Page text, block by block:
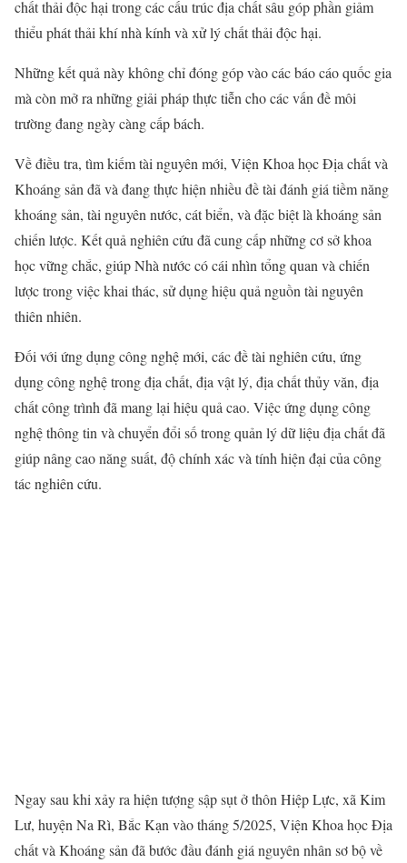
chất thải độc hại trong các cấu trúc địa chất sâu góp phần giảm
thiểu phát thải khí nhà kính và xử lý chất thải độc hại.
Những kết quả này không chỉ đóng góp vào các báo cáo quốc gia
mà còn mở ra những giải pháp thực tiễn cho các vấn đề môi
trường đang ngày càng cấp bách.
Về điều tra, tìm kiếm tài nguyên mới, Viện Khoa học Địa chất và
Khoáng sản đã và đang thực hiện nhiều đề tài đánh giá tiềm năng
khoáng sản, tài nguyên nước, cát biển, và đặc biệt là khoáng sản
chiến lược. Kết quả nghiên cứu đã cung cấp những cơ sở khoa
học vững chắc, giúp Nhà nước có cái nhìn tổng quan và chiến
lược trong việc khai thác, sử dụng hiệu quả nguồn tài nguyên
thiên nhiên.
Đối với ứng dụng công nghệ mới, các đề tài nghiên cứu, ứng
dụng công nghệ trong địa chất, địa vật lý, địa chất thủy văn, địa
chất công trình đã mang lại hiệu quả cao. Việc ứng dụng công
nghệ thông tin và chuyển đổi số trong quản lý dữ liệu địa chất đã
giúp nâng cao năng suất, độ chính xác và tính hiện đại của công
tác nghiên cứu.
Ngay sau khi xảy ra hiện tượng sập sụt ở thôn Hiệp Lực, xã Kim
Lư, huyện Na Rì, Bắc Kạn vào tháng 5/2025, Viện Khoa học Địa
chất và Khoáng sản đã bước đầu đánh giá nguyên nhân sơ bộ về